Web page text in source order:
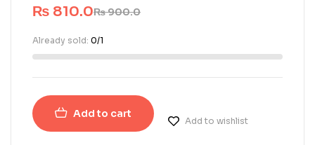
₨900.0
₨ 810.0
Already sold: 0/1
Add to cart
Add to wishlist